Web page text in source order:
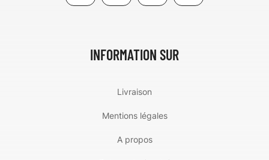
INFORMATION SUR
Livraison
Mentions légales
A propos